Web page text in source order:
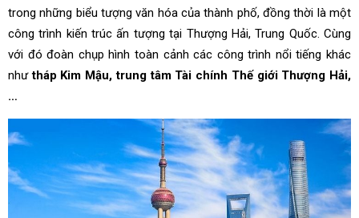
trong những biểu tượng văn hóa của thành phố, đồng thời là một
công trình kiến trúc ấn tượng tại Thượng Hải, Trung Quốc. Cùng
với đó đoàn chụp hình toàn cảnh các công trình nổi tiếng khác
nhưtháp Kim Mậu, trung tâm Tài chính Thế giới Thượng Hải,
…